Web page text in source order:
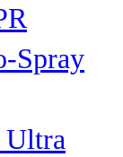
Spray
Ultra